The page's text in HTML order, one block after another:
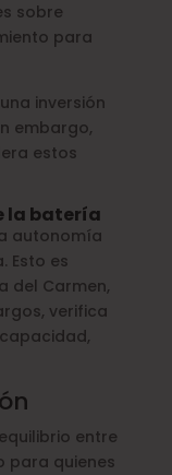
sobre
para
inversión
embargo,
estos
la batería
autonomía
Esto es
del Carmen,
verifica
entre
para quienes